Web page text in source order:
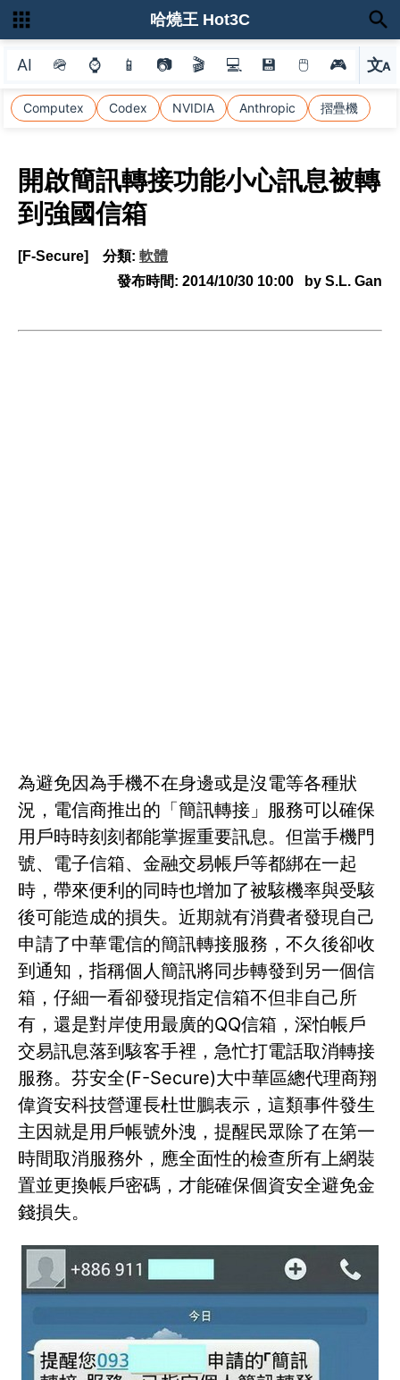
AI 🪖 ⌚ 📱 📷 🎬 💻 💾 🖱 🎮 文A
選
Computex Codex NVIDIA Anthropic 摺疊機
哈燒王 Hot3C
開啟簡訊轉接功能小心訊息被轉
到強國信箱
[F-Secure] 分類: 軟體
發布時間: 2014/10/30 10:00 by S.L. Gan
為避免因為手機不在身邊或是沒電等各種狀
況，電信商推出的「簡訊轉接」服務可以確保
用戶時時刻刻都能掌握重要訊息。但當手機門
號、電子信箱、金融交易帳戶等都綁在一起
時，帶來便利的同時也增加了被駭機率與受駭
後可能造成的損失。近期就有消費者發現自己
申請了中華電信的簡訊轉接服務，不久後卻收
到通知，指稱個人簡訊將同步轉發到另一個信
箱，仔細一看卻發現指定信箱不但非自己所
有，還是對岸使用最廣的QQ信箱，深怕帳戶
交易訊息落到駭客手裡，急忙打電話取消轉接
服務。芬安全(F-Secure)大中華區總代理商翔
偉資安科技營運長杜世鵬表示，這類事件發生
主因就是用戶帳號外洩，提醒民眾除了在第一
時間取消服務外，應全面性的檢查所有上網裝
置並更換帳戶密碼，才能確保個資安全避免金
錢損失。